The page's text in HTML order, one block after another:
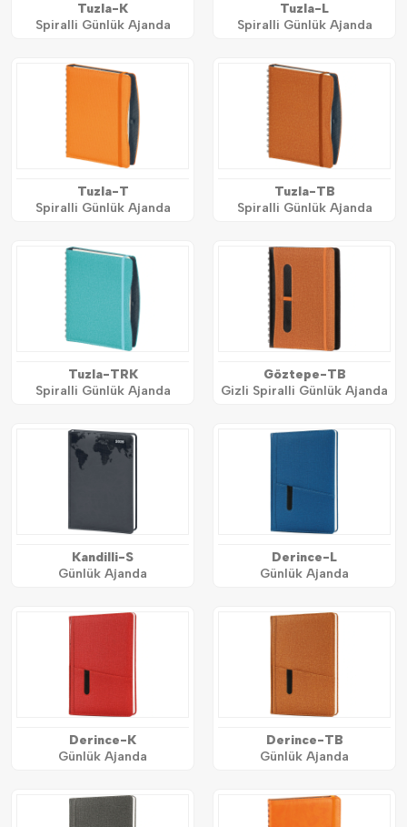
Tuzla-K
Spiralli Günlük Ajanda
Tuzla-L
Spiralli Günlük Ajanda
Tuzla-T
Spiralli Günlük Ajanda
Tuzla-TB
Spiralli Günlük Ajanda
Tuzla-TRK
Spiralli Günlük Ajanda
Göztepe-TB
Gizli Spiralli Günlük Ajanda
Kandilli-S
Günlük Ajanda
Derince-L
Günlük Ajanda
Derince-K
Günlük Ajanda
Derince-TB
Günlük Ajanda